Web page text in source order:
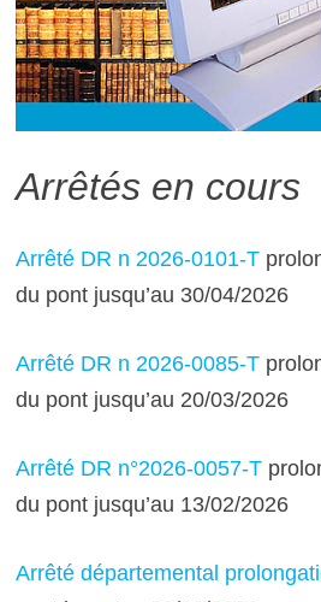
Arrêtés en cours
Arrêté DR n 2026-0101-T
du pont jusqu’au 30/04/2026
Arrêté DR n 2026-0085-T
du pont jusqu’au 20/03/2026
Arrêté DR n°2026-0057-T
du pont jusqu’au 13/02/2026
Arrêté départemental